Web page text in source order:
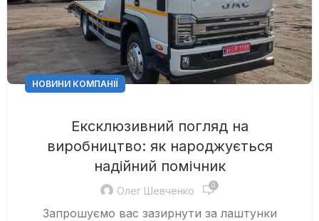
НОВИНИ КОМПАНІЇ
Ексклюзивний погляд на
виробництво: як народжується
надійний помічник
Олег Шевченко 0
Запрошуємо вас зазирнути за лаштунки